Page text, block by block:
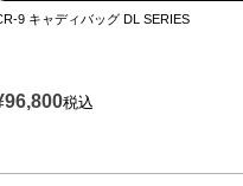
9 キャディバッグ DL SERIES
96,800税込